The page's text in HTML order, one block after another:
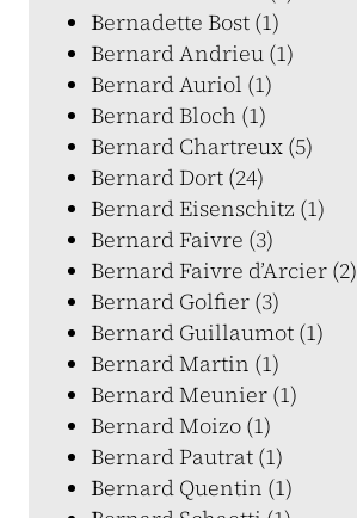
Bernadette Bost (1)
Bernard Andrieu (1)
Bernard Auriol (1)
Bernard Bloch (1)
Bernard Chartreux (5)
Bernard Dort (24)
Bernard Eisenschitz (1)
Bernard Faivre (3)
Bernard Faivre d’Arcier (2)
Bernard Golfier (3)
Bernard Guillaumot (1)
Bernard Martin (1)
Bernard Meunier (1)
Bernard Moizo (1)
Bernard Pautrat (1)
Bernard Quentin (1)